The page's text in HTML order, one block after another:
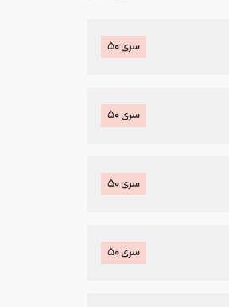
سری ۵۰
سری ۵۰
سری ۵۰
سری ۵۰